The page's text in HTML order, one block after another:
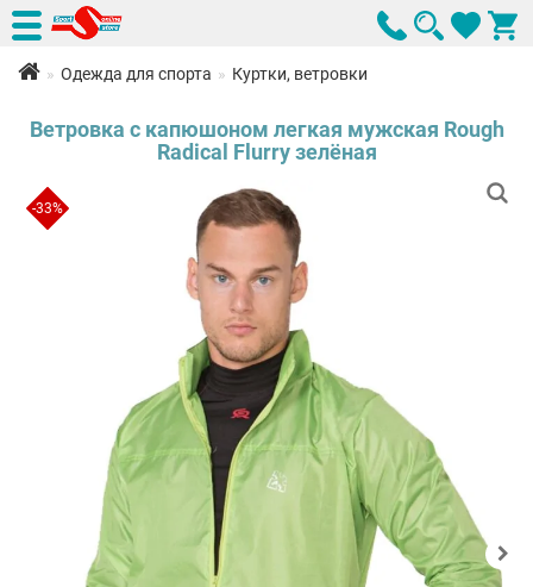
Одежда для спорта Куртки, ветровки
Ветровка с капюшоном легкая мужская Rough
Radical Flurry зелёная
-33%